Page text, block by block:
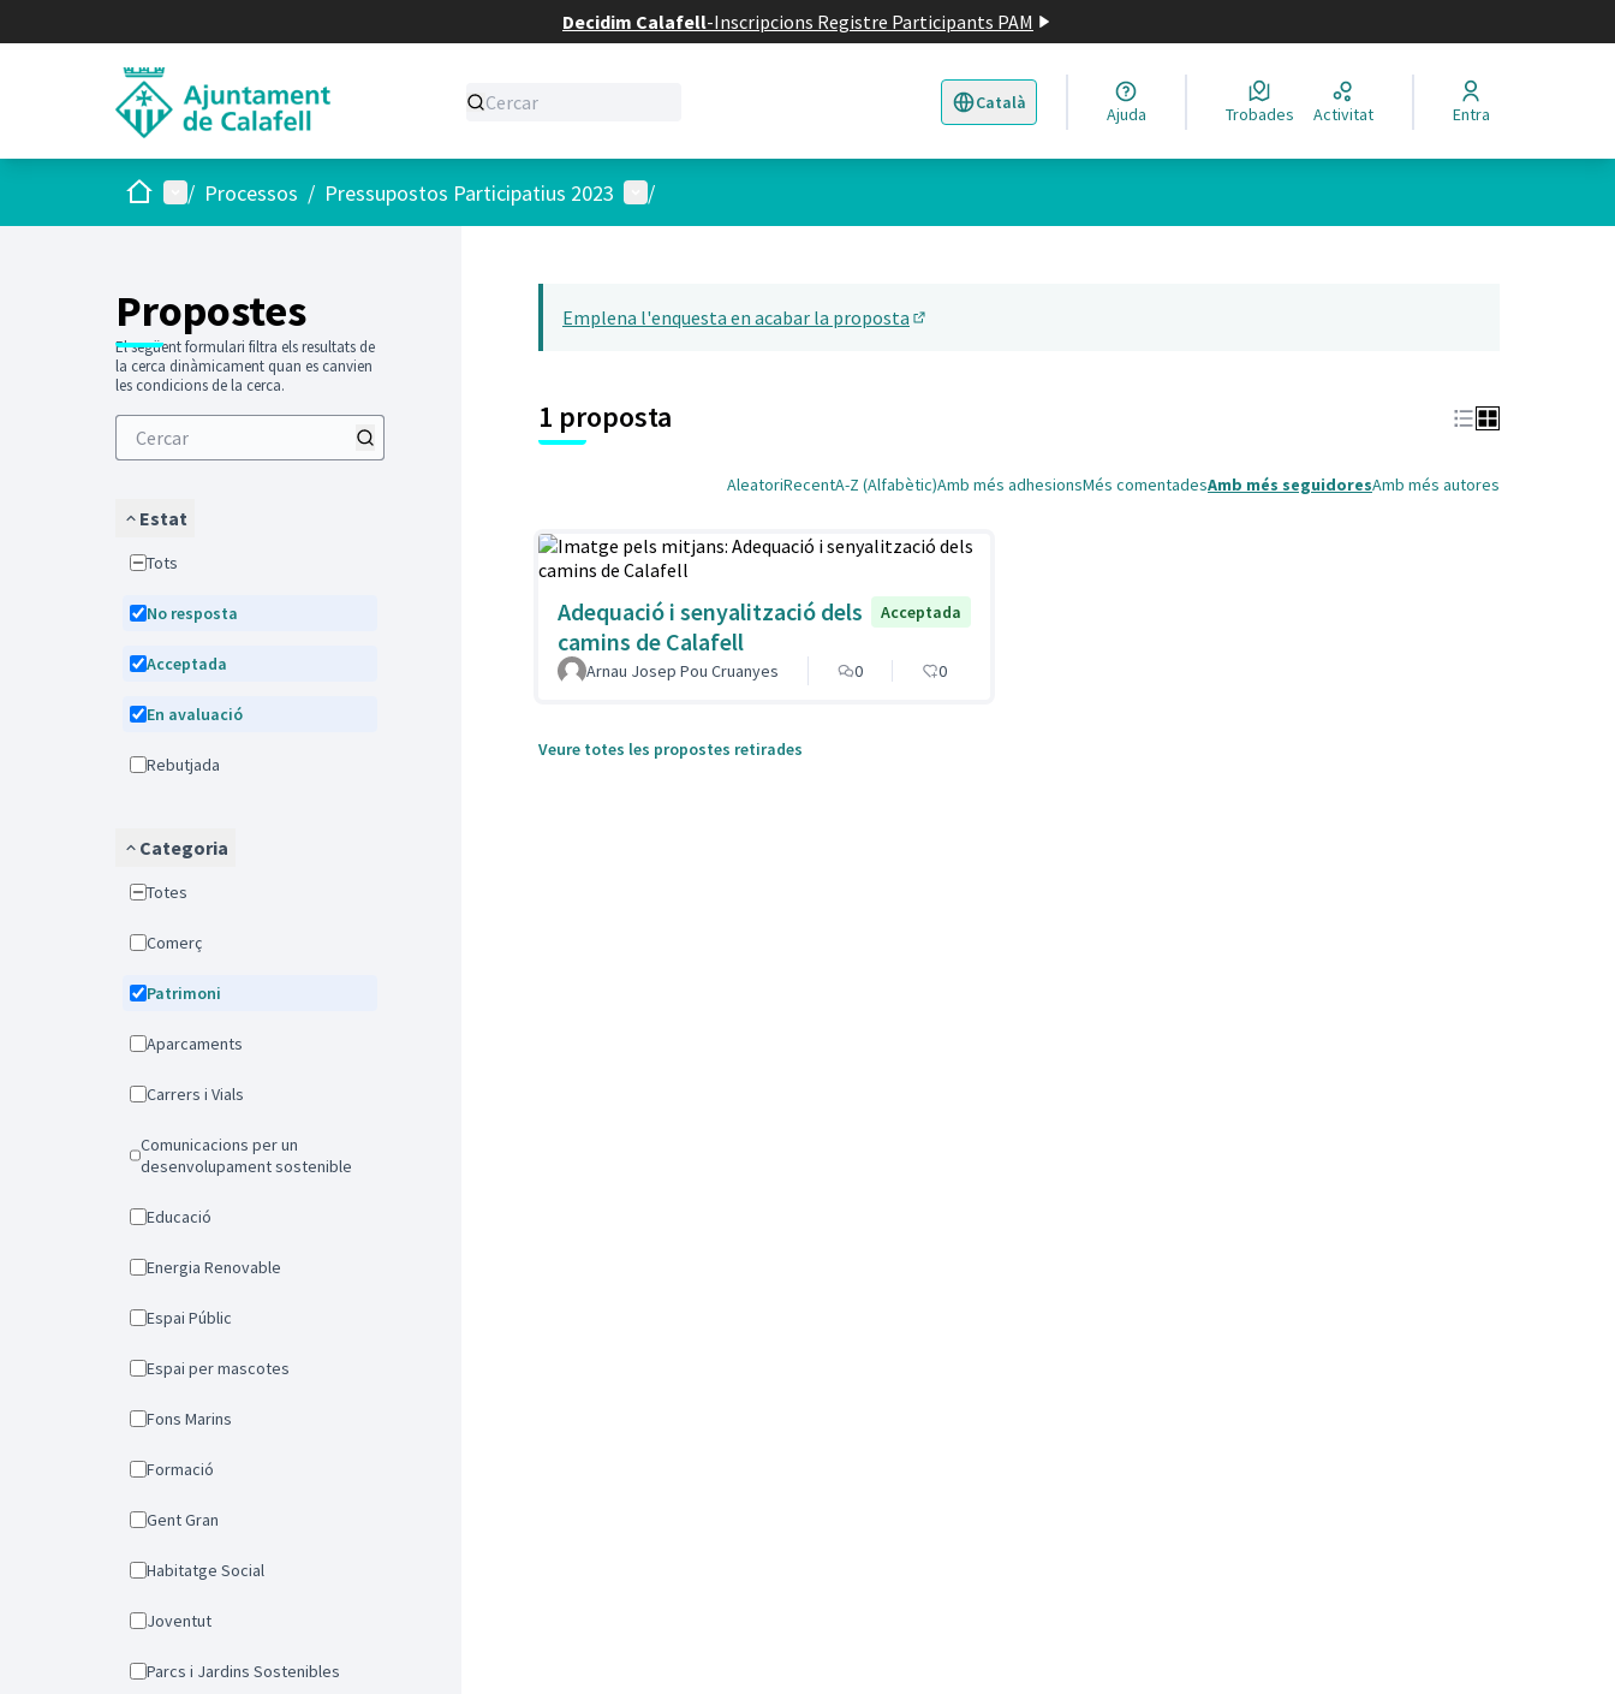
Decidim Calafell-Inscripcions Registre Participants PAM
Català
Triar la llengua Elegir el idioma
Ajuda Trobades Activitat Entra
Inici Menú principal
/ Processos / Pressupostos Participatius 2023 Menú d'usuari
/
Propostes
El següent formulari filtra els resultats de
la cerca dinàmicament quan es canvien
les condicions de la cerca.
Estat
Tots
No resposta
Acceptada
En avaluació
Rebutjada
Categoria
Totes
Comerç
Patrimoni
Aparcaments
Carrers i Vials
Comunicacions per un
desenvolupament sostenible
Educació
Energia Renovable
Espai Públic
Espai per mascotes
Fons Marins
Formació
Gent Gran
Habitatge Social
Joventut
Parcs i Jardins Sostenibles
Emplena l'enquesta en acabar la proposta
1 proposta
AleatoriRecentA-Z (Alfabètic)Amb més adhesionsMés comentadesAmb més seguidoresAmb més autores
Adequació i senyalització dels
camins de Calafell
Acceptada
Arnau Josep Pou Cruanyes 0 0
Veure totes les propostes retirades